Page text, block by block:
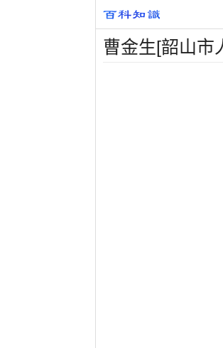
曹金生[韶山市